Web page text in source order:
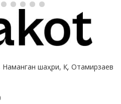
Наманган шаҳри, Қ. Отамирзаев